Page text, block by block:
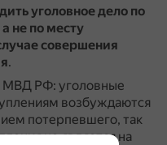
уголовное дело по
не по месту
совершения
.
МВД РФ: уголовные
возбуждаются
потерпевшего, так
не является на